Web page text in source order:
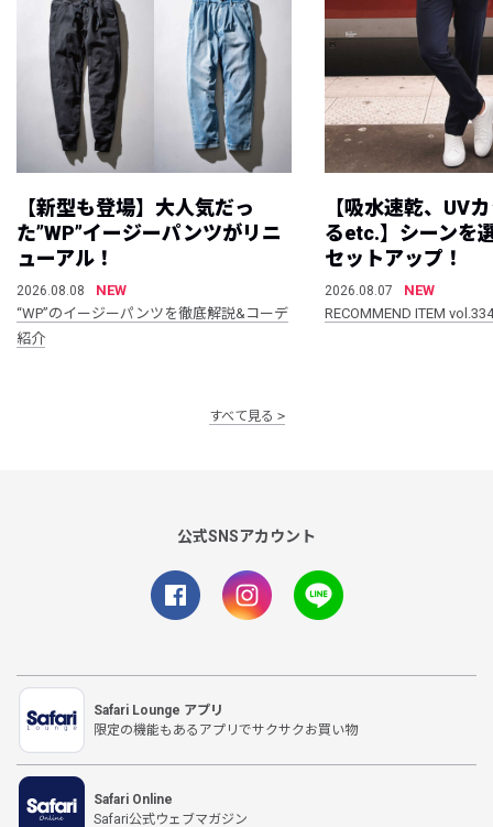
【新型も登場】大人気だっ
た”WP”イージーパンツがリニ
ューアル！
2026.08.08
NEW
“WP”のイージーパンツを徹底解説&コーデ
紹介
【吸水速乾、UV
るetc.】シーンを
セットアップ！
2026.08.07
NEW
RECOMMEND ITEM vol.334
すべて見る
公式SNSアカウント
Safari Lounge アプリ
限定の機能もあるアプリでサクサクお買い物
Safari Online
Safari公式ウェブマガジン